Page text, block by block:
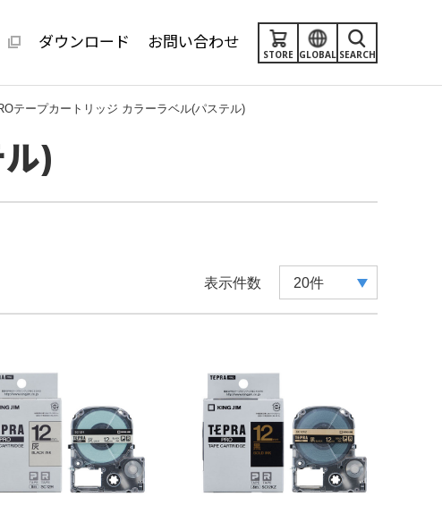
SEARCH
GLOBAL
STORE
ダウンロード お問い合わせ
テープカートリッジ カラーラベル(パステル)
)
表示件数